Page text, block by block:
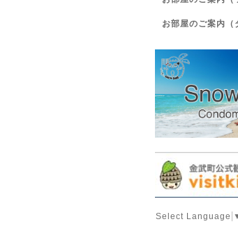
お部屋のご案内（
Select Language